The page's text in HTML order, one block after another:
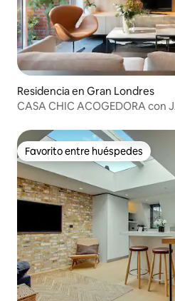
Residencia en Gran Londres
CASA CHIC ACOGEDORA con
Favorito entre huéspedes
Favorito entre huéspedes